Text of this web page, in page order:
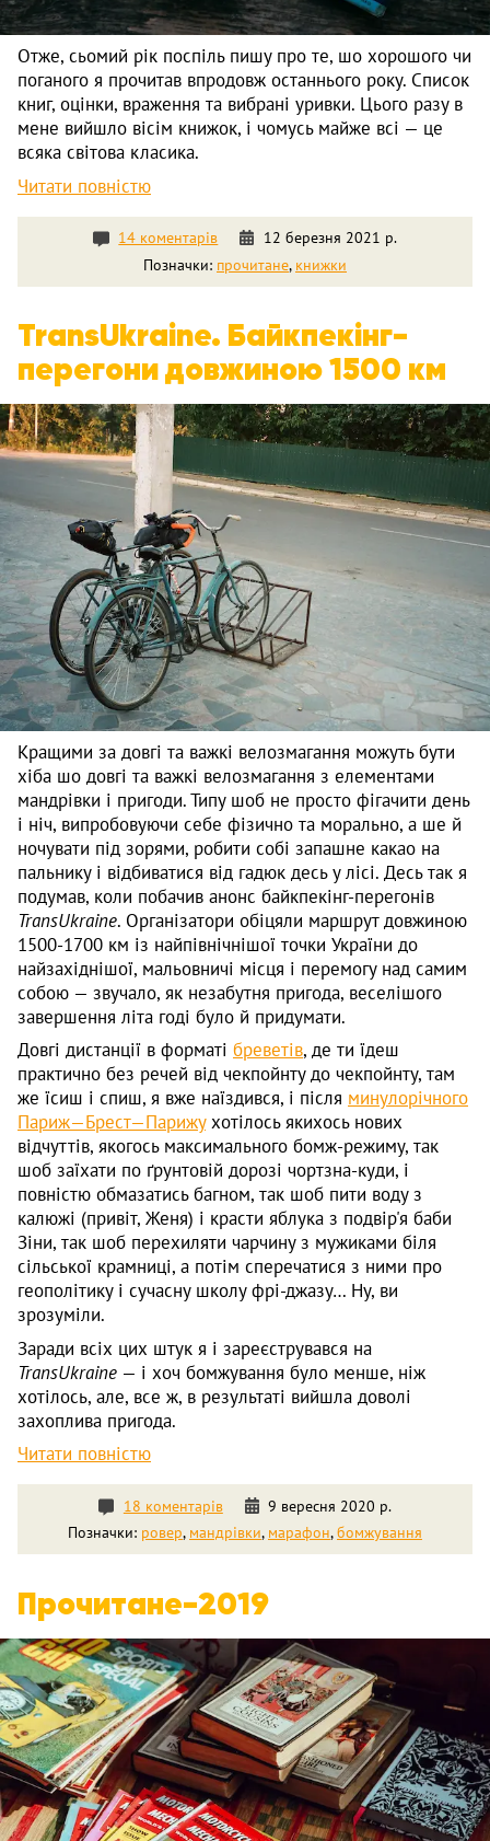
Отже, сьомий рік поспіль пишу про те, шо хорошого чи
поганого я прочитав впродовж останнього року. Список
книг, оцінки, враження та вибрані уривки. Цього разу в
мене вийшло вісім книжок, і чомусь майже всі — це
всяка світова класика.
Читати повністю
14 коментарів
12 березня 2021 р.
Позначки: прочитане, книжки
TransUkraine. Байкпекінг-
перегони довжиною 1500 км
Кращими за довгі та важкі велозмагання можуть бути
хіба шо довгі та важкі велозмагання з елементами
мандрівки і пригоди. Типу шоб не просто фігачити день
і ніч, випробовуючи себе фізично та морально, а ше й
ночувати під зорями, робити собі запашне какао на
пальнику і відбиватися від гадюк десь у лісі. Десь так я
подумав, коли побачив анонс байкпекінг-перегонів
TransUkraine. Організатори обіцяли маршрут довжиною
1500-1700 км із найпівнічнішої точки України до
найзахіднішої, мальовничі місця і перемогу над самим
собою — звучало, як незабутня пригода, веселішого
завершення літа годі було й придумати.
Довгі дистанції в форматі бреветів, де ти їдеш
практично без речей від чекпойнту до чекпойнту, там
же їсиш і спиш, я вже наїздився, і після минулорічного
Париж—Брест—Парижухотілось якихось нових
відчуттів, якогось максимального бомж-режиму, так
шоб заїхати по ґрунтовій дорозі чортзна-куди, і
повністю обмазатись багном, так шоб пити воду з
калюжі (привіт, Женя) і красти яблука з подвір'я баби
Зіни, так шоб перехиляти чарчину з мужиками біля
сільської крамниці, а потім сперечатися з ними про
геополітику і сучасну школу фрі-джазу… Ну, ви
зрозуміли.
Заради всіх цих штук я і зареєструвався на
TransUkraine — і хоч бомжування було менше, ніж
хотілось, але, все ж, в результаті вийшла доволі
захоплива пригода.
Читати повністю
18 коментарів
9 вересня 2020 р.
Позначки: ровер, мандрівки, марафон,бомжування
Прочитане-2019